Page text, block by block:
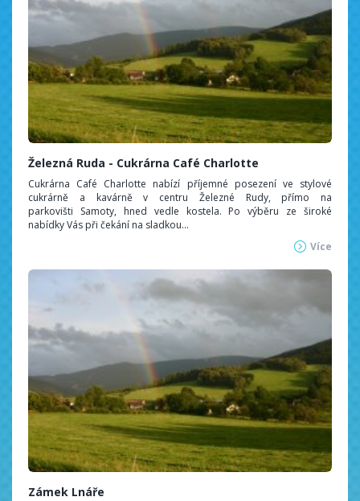
Železná Ruda - Cukrárna Café Charlotte
Cukrárna Café Charlotte nabízí příjemné posezení ve stylové
cukrárně a kavárně v centru Železné Rudy, přímo na
parkovišti Samoty, hned vedle kostela. Po výběru ze široké
nabídky Vás při čekání na sladkou...
Více
Zámek Lnáře